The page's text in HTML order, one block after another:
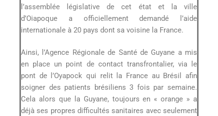
l’assemblée législative de cet état et la ville
d’Oiapoque a officiellement demandé l’aide
internationale à 20 pays dont sa voisine la France.
Ainsi, l’Agence Régionale de Santé de Guyane a mis
en place un point de contact transfrontalier, via le
pont de l’Oyapock qui relit la France au Brésil afin
soigner des patients brésiliens 3 fois par semaine.
Cela alors que la Guyane, toujours en « orange » a
déjà ses propres difficultés sanitaires avec seulement